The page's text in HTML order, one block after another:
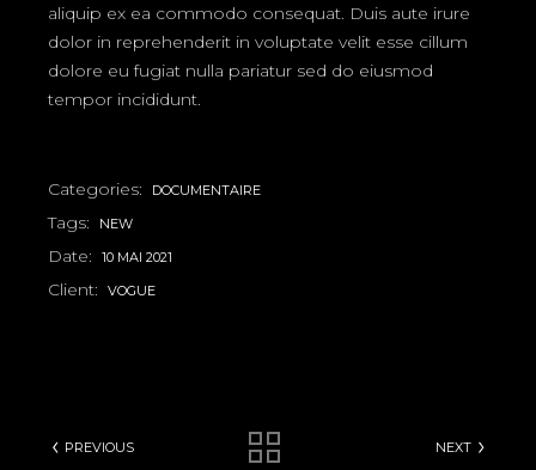
aliquip ex ea commodo consequat. Duis aute irure
dolor in reprehenderit in voluptate velit esse cillum
dolore eu fugiat nulla pariatur sed do eiusmod
tempor incididunt.
Categories: DOCUMENTAIRE
Tags: NEW
Date: 10 MAI 2021
Client: VOGUE
PREVIOUS NEXT